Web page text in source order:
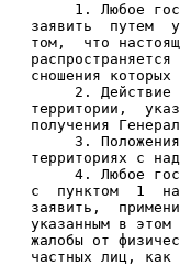
1. Любое
заявить  путем
том,  что
сношения
2. Действие
территории,
получения
3.
территориях с
4. Любое
с  пунктом  1
заявить,
указанным в
жалобы от
частных лиц, как